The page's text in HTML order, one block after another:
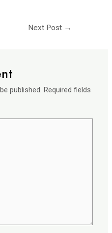
Next Post →
published. Required fields